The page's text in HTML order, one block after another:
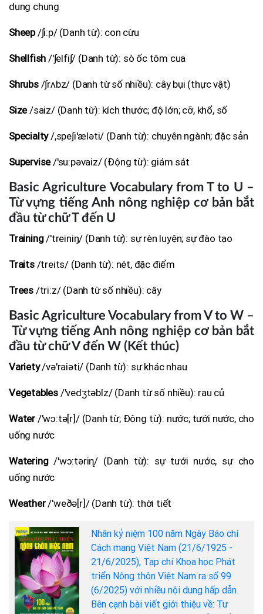
dung chung
Sheep/∫i:p/ (Danh từ): con cừu
Shellfish /'∫elfi∫/ (Danh từ): sò ốc tôm cua
Shrubs/∫rʌbz/ (Danh từ số nhiều): cây bụi (thực vật)
Size/saiz/ (Danh từ): kích thước; độ lớn; cỡ, khổ, số
Specialty/,spe∫i'æləti/ (Danh từ): chuyên ngành; đặc sản
Supervise/'su:pəvaiz/ (Động từ): giám sát
Basic Agriculture Vocabulary from T to U –
Từ vựng tiếng Anh nông nghiệp cơ bản bắt
đầu từ chữ T đến U
Training/'treiniŋ/ (Danh từ): sự rèn luyện; sự đào tạo
Traits/treits/ (Danh từ): nét, đặc điểm
Trees /tri:z/ (Danh từ số nhiều): cây
Basic Agriculture Vocabulary from V to W –
Từ vựng tiếng Anh nông nghiệp cơ bản bắt
đầu từ chữ V đến W (Kết thúc)
Variety/və'raiəti/ (Danh từ): sự khác nhau
Vegetables /'vedʒtəblz/ (Danh từ số nhiều): rau củ
Water /'wɔ:tə[r]/ (Danh từ; Động từ): nước; tưới nước, cho
uống nước
Watering/'wɔ:təriɳ/ (Danh từ): sự tưới nước, sự cho
uống nước
Weather/'weðə[r]/ (Danh từ): thời tiết
Nhân kỷ niệm 100 năm Ngày Báo chí
Cách mạng Việt Nam (21/6/1925 -
21/6/2025), Tạp chí Khoa học Phát
triển Nông thôn Việt Nam ra số 99
(6/2025) với nhiều nội dung hấp dẫn.
Bên cạnh bài viết giới thiệu về: Tư